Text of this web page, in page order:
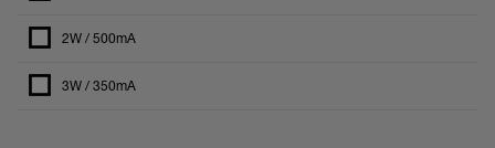
2W / 500mA
3W / 350mA